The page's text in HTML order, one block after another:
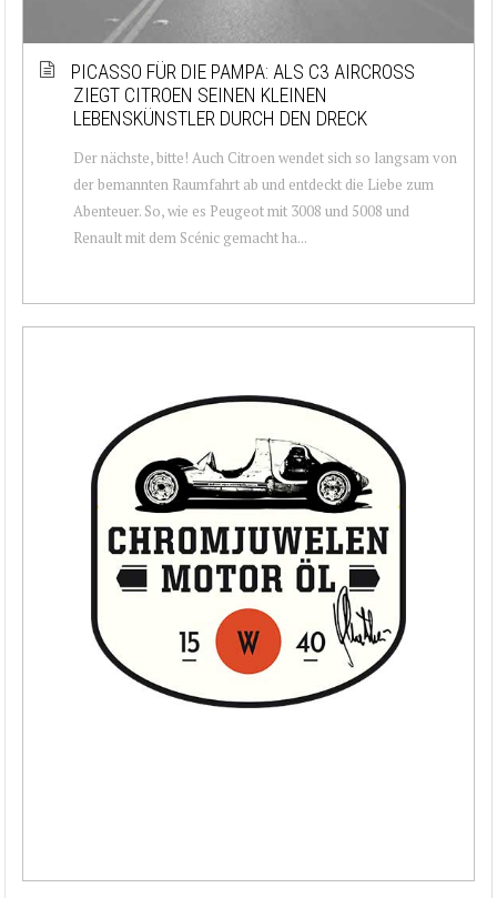
PICASSO FÜR DIE PAMPA: ALS C3 AIRCROSS
ZIEGT CITROEN SEINEN KLEINEN
LEBENSKÜNSTLER DURCH DEN DRECK
Der nächste, bitte! Auch Citroen wendet sich so langsam von
der bemannten Raumfahrt ab und entdeckt die Liebe zum
Abenteuer. So, wie es Peugeot mit 3008 und 5008 und
Renault mit dem Scénic gemacht ha...